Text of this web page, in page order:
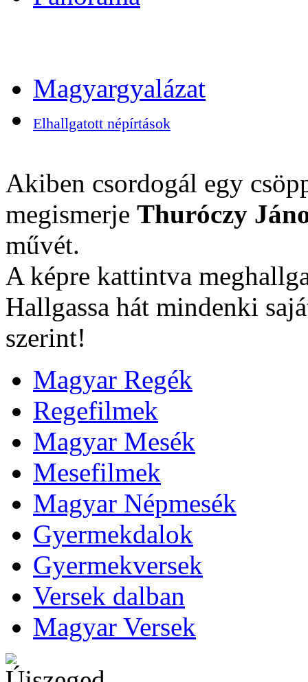
Magyargyalázat
Elhallgatott népírtások
Akiben csordogál egy
megismerje Thuróczy
művét.
A képre kattintva
Hallgassa hát mindenki
szerint!
Magyar Regék
Regefilmek
Magyar Mesék
Mesefilmek
Magyar Népmesék
Gyermekdalok
Gyermekversek
Versek dalban
Magyar Versek